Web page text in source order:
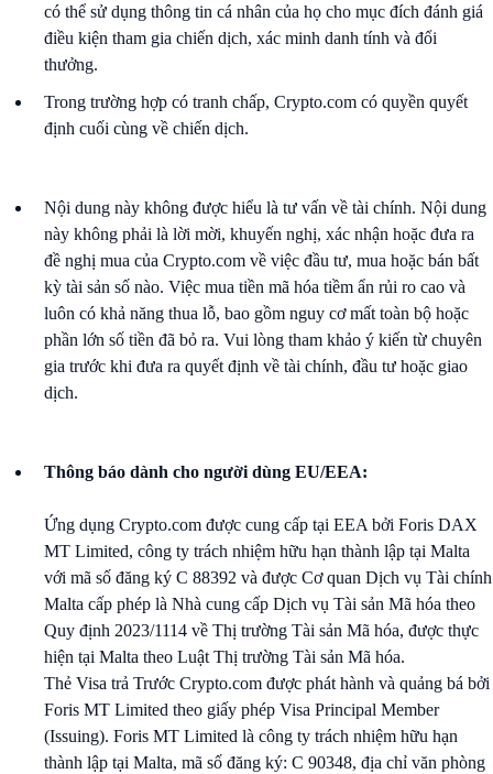
có thể sử dụng thông tin cá nhân của họ cho mục đích đánh giá
điều kiện tham gia chiến dịch, xác minh danh tính và đổi
thưởng.
Trong trường hợp có tranh chấp, Crypto.com có quyền quyết
định cuối cùng về chiến dịch.
Nội dung này không được hiểu là tư vấn về tài chính. Nội dung
này không phải là lời mời, khuyến nghị, xác nhận hoặc đưa ra
đề nghị mua của Crypto.com về việc đầu tư, mua hoặc bán bất
kỳ tài sản số nào. Việc mua tiền mã hóa tiềm ẩn rủi ro cao và
luôn có khả năng thua lỗ, bao gồm nguy cơ mất toàn bộ hoặc
phần lớn số tiền đã bỏ ra. Vui lòng tham khảo ý kiến từ chuyên
gia trước khi đưa ra quyết định về tài chính, đầu tư hoặc giao
dịch.
Thông báo dành cho người dùng EU/EEA:
Ứng dụng Crypto.com được cung cấp tại EEA bởi Foris DAX
MT Limited, công ty trách nhiệm hữu hạn thành lập tại Malta
với mã số đăng ký C 88392 và được Cơ quan Dịch vụ Tài chính
Malta cấp phép là Nhà cung cấp Dịch vụ Tài sản Mã hóa theo
Quy định 2023/1114 về Thị trường Tài sản Mã hóa, được thực
hiện tại Malta theo Luật Thị trường Tài sản Mã hóa.
Thẻ Visa trả Trước Crypto.com được phát hành và quảng bá bởi
Foris MT Limited theo giấy phép Visa Principal Member
(Issuing). Foris MT Limited là công ty trách nhiệm hữu hạn
thành lập tại Malta, mã số đăng ký: C 90348, địa chỉ văn phòng